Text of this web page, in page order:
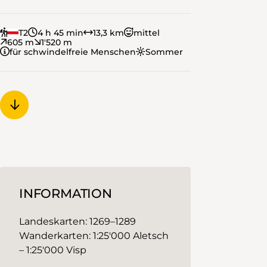
T2 4 h 45 min 13,3 km
mittel
605 m
1'520 m
für schwindelfreie Menschen
Sommer
INFORMATION
Landeskarten: 1269–1289
Wanderkarten: 1:25'000 Aletsch
– 1:25'000 Visp